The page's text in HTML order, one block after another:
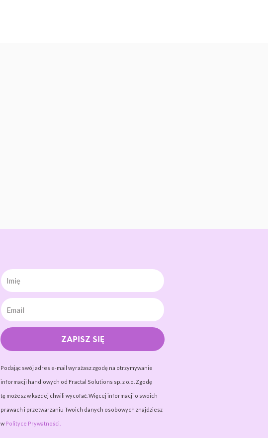
Imię
ZAPISZ SIĘ
Podając swój adres e-mail wyrażasz zgodę na otrzymywanie
informacji handlowych od Fractal Solutions sp. z o.o. Zgodę
tę możesz w każdej chwili wycofać. Więcej informacji o swoich
prawach i przetwarzaniu Twoich danych osobowych znajdziesz
w Polityce Prywatności.